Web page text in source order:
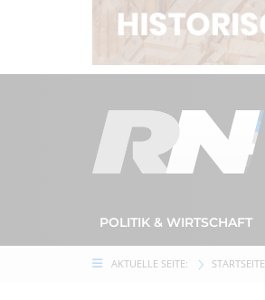
POLITIK & WIRTSCHAFT
AKTUELLE SEITE: STARTSEITE